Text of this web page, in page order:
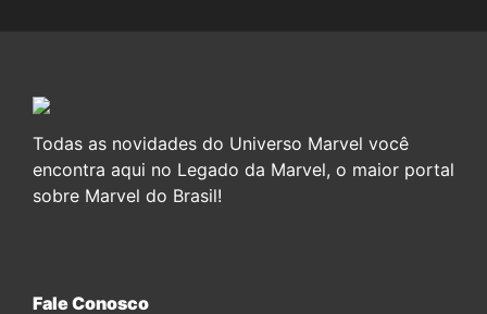
Todas as novidades do Universo Marvel você
encontra aqui no Legado da Marvel, o maior portal
sobre Marvel do Brasil!
Fale Conosco